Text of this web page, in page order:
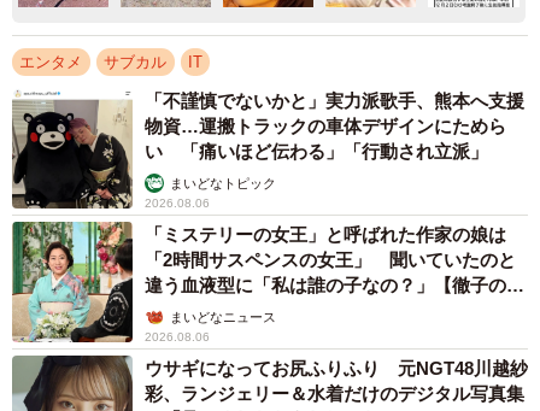
エンタメ サブカル IT
「不謹慎でないかと」実力派歌手、熊本へ支援
物資…運搬トラックの車体デザインにためら
い 「痛いほど伝わる」「行動され立派」
まいどなトピック
2026.08.06
「ミステリーの女王」と呼ばれた作家の娘は
「2時間サスペンスの女王」 聞いていたのと
違う血液型に「私は誰の子なの？」【徹子の部
屋】まいどなニュース
2026.08.06
ウサギになってお尻ふりふり 元NGT48川越紗
彩、ランジェリー＆水着だけのデジタル写真集